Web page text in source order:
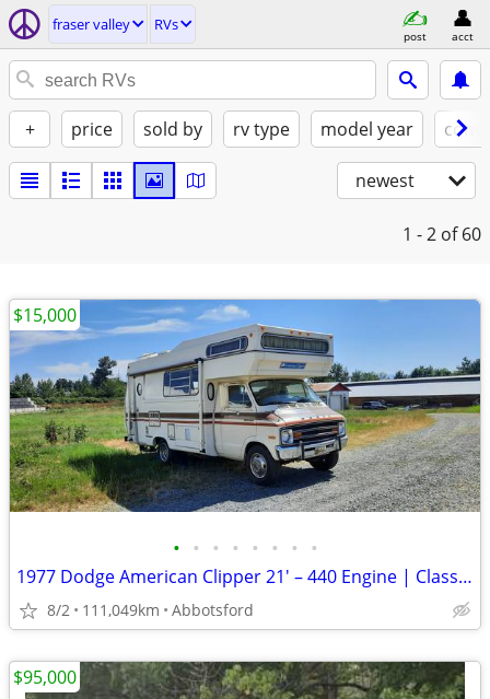
fraser valley RVs
post acct
+ price sold by rv type model year
newest
1 - 2 of 60
• • • • • • • •
1977 Dodge American Clipper 21' – 440 Engine | Classic RV | Road-Ready
8/2 111,049km Abbotsford
$15,000
$95,000